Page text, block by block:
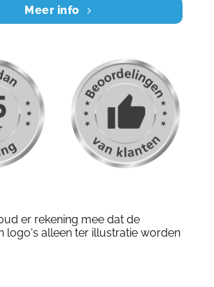
Meer info
er rekening mee dat de
logo's alleen ter illustratie worden